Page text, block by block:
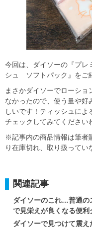
今回は、ダイソーの『プレ
シュ ソフトパック』をご
まさかダイソーでローシ
なかったので、使う量や好
しいです！ティッシュに
チェックしてみてください
※記事内の商品情報は筆者
り在庫切れ、取り扱ってい
関連記事
ダイソーのこれ…普通の
で見栄えが良くなる便利
ダイソーで見つけて震